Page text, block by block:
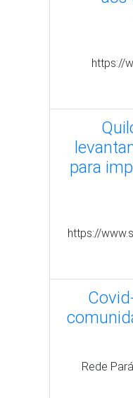
para
https://
Rede
entra
https://